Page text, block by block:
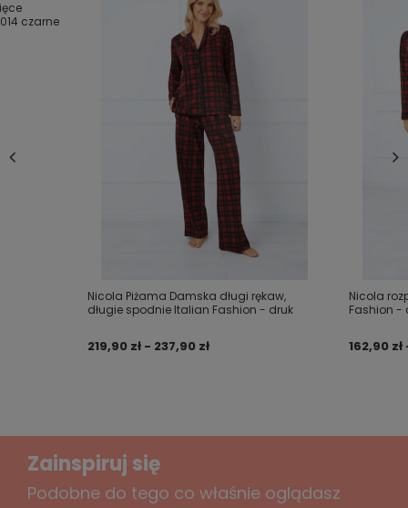
zdobi modny wzór w kratę, piżama wykonana z
wysokiej jakości, miękkiej bawełny.
Dodaj własne zdjęcie produktu:
Wyślij opinię
czarne
Nicola Piżama Damska długi rękaw,
długie spodnie Italian Fashion - druk
219,90 zł - 237,90 zł
Nicola
Fashion -
162,90 zł
Zainspiruj się
Podobne do tego co właśnie oglądasz